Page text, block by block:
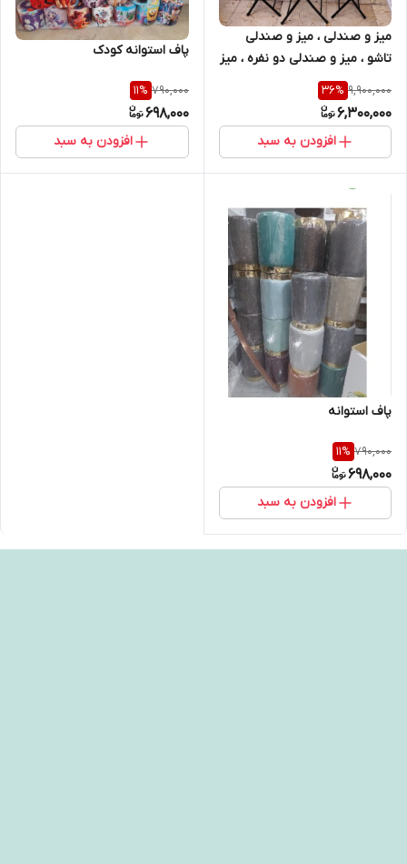
میز و صندلی ، میز و صندلی
تاشو ، میز و صندلی دو نفره ، میز
و صندلی نهار خوری ، میز و
صندلی ناهار خوری تاشو ، میز و
صندلی ایکیا
9,900,000
36%
6,300,000
افزودن به سبد
پاف استوانه کودک
790,000
11%
698,000
افزودن به سبد
پاف استوانه
790,000
11%
698,000
افزودن به سبد